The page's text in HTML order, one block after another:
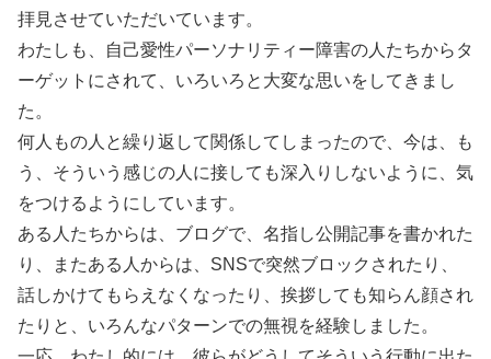
拝見させていただいています。
わたしも、自己愛性パーソナリティー障害の人たちからタ
ーゲットにされて、いろいろと大変な思いをしてきまし
た。
何人もの人と繰り返して関係してしまったので、今は、も
う、そういう感じの人に接しても深入りしないように、気
をつけるようにしています。
ある人たちからは、ブログで、名指し公開記事を書かれた
り、またある人からは、SNSで突然ブロックされたり、
話しかけてもらえなくなったり、挨拶しても知らん顔され
たりと、いろんなパターンでの無視を経験しました。